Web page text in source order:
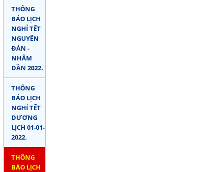
THÔNG
BÁO LỊCH
NGHỈ TẾT
NGUYÊN
ĐÁN -
NHÂM
DẦN 2022.
THÔNG
BÁO LỊCH
NGHỈ TẾT
DƯƠNG
LỊCH 01-01-
2022.
THÔNG
BÁO LỊCH